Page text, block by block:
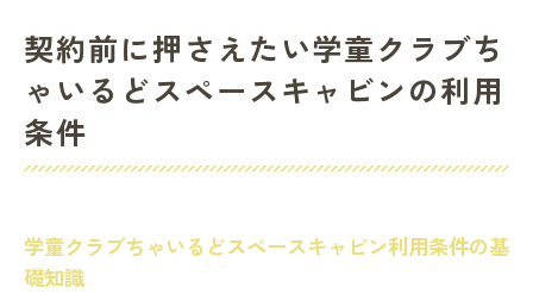
契約前に押さえたい学童クラブち
ゃいるどスペースキャビンの利用
条件
学童クラブちゃいるどスペースキャビン利用条件の基
礎知識